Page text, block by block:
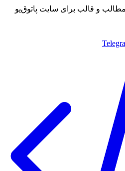
مطالب و قالب برای سایت پاتوق‌یو